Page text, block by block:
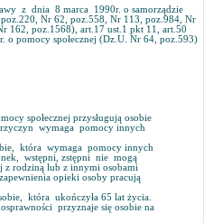
z dnia 8 marca 1990r. o samorządzie
Nr 62, poz.558, Nr 113, poz.984, Nr
162, poz.1568), art.17 ust.1 pkt 11, art.50
o pomocy społecznej (Dz.U. Nr 64, poz.593)
społecznej przysługują osobie
wymaga pomocy innych
która wymaga pomocy innych
wstępni, zstępni nie mogą
z rodziną lub z innymi osobami
opieki osoby pracują
która ukończyła 65 lat życia.
przyznaje się osobie na